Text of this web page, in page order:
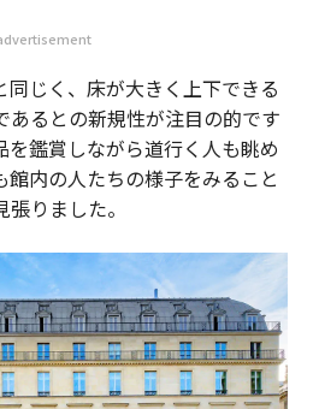
同じく、床が大きく上下できる
あるとの新規性が注目の的です
鑑賞しながら道行く人も眺め
館内の人たちの様子をみること
りました。